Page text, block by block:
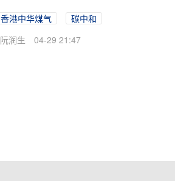
香港中华煤气
碳中和
阮润生 04-29 21:47